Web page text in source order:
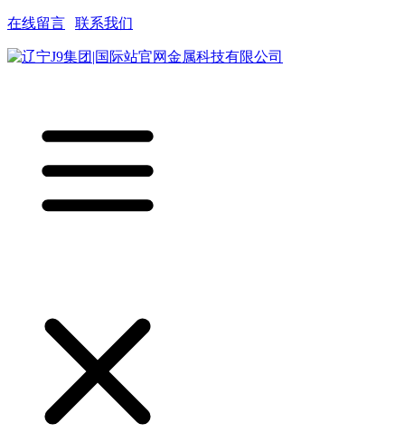
在线留言 联系我们